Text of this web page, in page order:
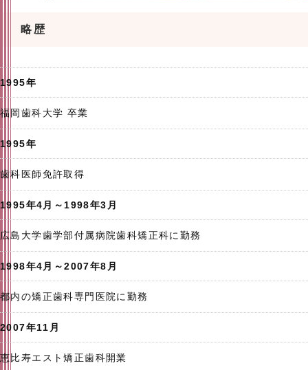
略歴
1995年
福岡歯科大学 卒業
1995年
歯科医師免許取得
1995年4月～1998年3月
広島大学歯学部付属病院歯科矯正科に勤務
1998年4月～2007年8月
都内の矯正歯科専門医院に勤務
2007年11月
恵比寿エスト矯正歯科開業